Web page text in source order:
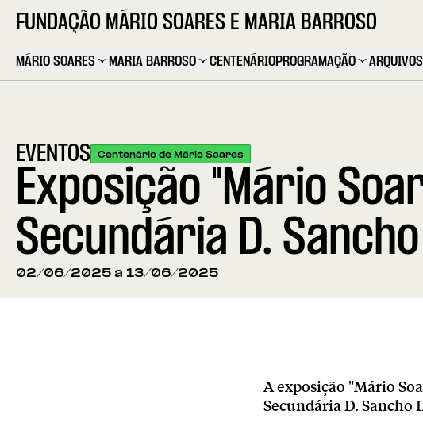
FUNDAÇÃO MÁRIO SOARES E MARIA BARROSO
MÁRIO SOARES MARIA BARROSO CENTENÁRIOPROGRAMAÇÃO
EVENTOS Centenário de Mário Soares
Exposição "Mário
Secundária D.
02/06/2025 a 13/06/2025
A exposição "Mário
Secundária D. Sancho